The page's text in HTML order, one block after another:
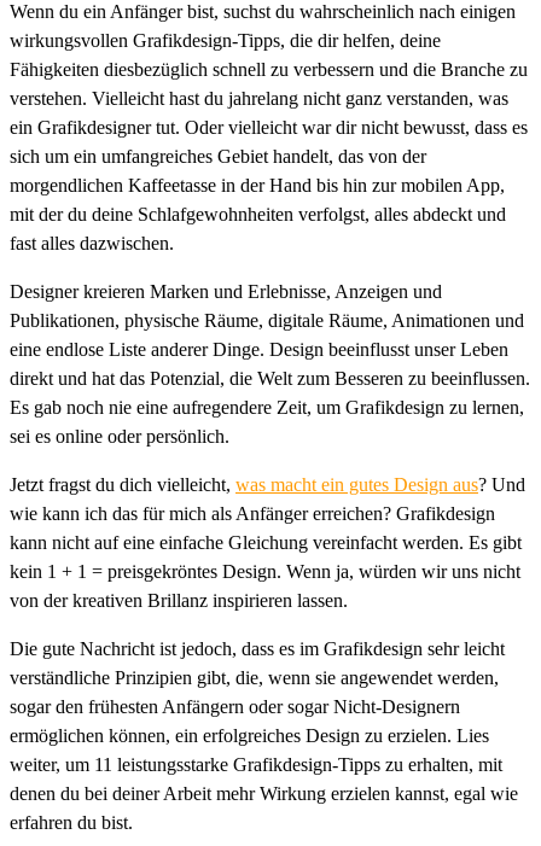
Wenn du ein Anfänger bist, suchst du wahrscheinlich nach einigen
wirkungsvollen Grafikdesign-Tipps, die dir helfen, deine
Fähigkeiten diesbezüglich schnell zu verbessern und die Branche zu
verstehen. Vielleicht hast du jahrelang nicht ganz verstanden, was
ein Grafikdesigner tut. Oder vielleicht war dir nicht bewusst, dass es
sich um ein umfangreiches Gebiet handelt, das von der
morgendlichen Kaffeetasse in der Hand bis hin zur mobilen App,
mit der du deine Schlafgewohnheiten verfolgst, alles abdeckt und
fast alles dazwischen.
Designer kreieren Marken und Erlebnisse, Anzeigen und
Publikationen, physische Räume, digitale Räume, Animationen und
eine endlose Liste anderer Dinge. Design beeinflusst unser Leben
direkt und hat das Potenzial, die Welt zum Besseren zu beeinflussen.
Es gab noch nie eine aufregendere Zeit, um Grafikdesign zu lernen,
sei es online oder persönlich.
Jetzt fragst du dich vielleicht, was macht ein gutes Design aus? Und
wie kann ich das für mich als Anfänger erreichen? Grafikdesign
kann nicht auf eine einfache Gleichung vereinfacht werden. Es gibt
kein 1 + 1 = preisgekröntes Design. Wenn ja, würden wir uns nicht
von der kreativen Brillanz inspirieren lassen.
Die gute Nachricht ist jedoch, dass es im Grafikdesign sehr leicht
verständliche Prinzipien gibt, die, wenn sie angewendet werden,
sogar den frühesten Anfängern oder sogar Nicht-Designern
ermöglichen können, ein erfolgreiches Design zu erzielen. Lies
weiter, um 11 leistungsstarke Grafikdesign-Tipps zu erhalten, mit
denen du bei deiner Arbeit mehr Wirkung erzielen kannst, egal wie
erfahren du bist.